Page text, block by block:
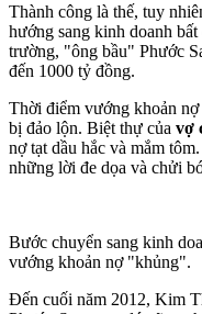
Thành công là thế, tuy
hướng sang kinh doanh
trường, "ông bầu" Phước
đến 1000 tỷ đồng.
Thời điểm vướng khoản
bị đảo lộn. Biệt thự của vợ
nợ tạt dầu hắc và mắm
những lời đe dọa và chửi
Bước chuyển sang kinh
vướng khoản nợ "khủng".
Đến cuối năm 2012, Kim